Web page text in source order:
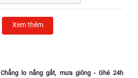
Xem thêm
Chẳng lo nắng gắt, mưa giông - Ghé 24h